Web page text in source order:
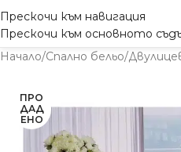
Прескочи към навигация
Прескочи към основното
Начало/Спално бельо/
ПРО
ДАД
ЕНО